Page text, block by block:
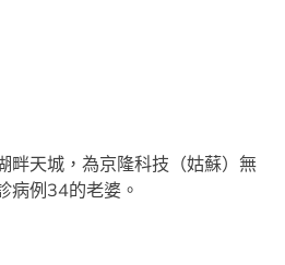
天城，為京隆科技（姑蘇）無
病例34的老婆。